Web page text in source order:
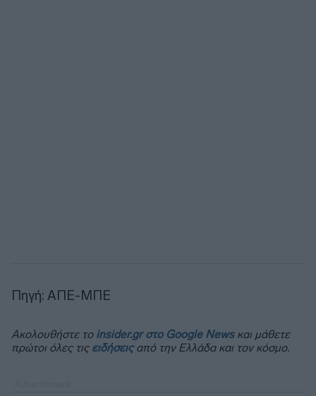
Πηγή: ΑΠΕ-ΜΠΕ
Ακολουθήστε το insider.gr στο Google Newsκαι μάθετε
πρώτοι όλες τις ειδήσειςαπό την Ελλάδα και τον κόσμο.